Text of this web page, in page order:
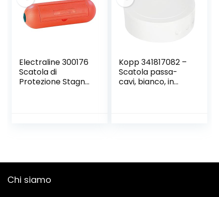
Electraline 300176
Scatola di
Protezione Stagna
Kopp 341817082 –
Scatola passa-
cavi, bianco, in
Chi siamo